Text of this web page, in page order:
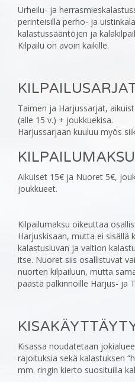
‎Urheilu- ja
perinteisillä perho- ja
kalastussääntöjen ja
Kilpailu on avoin kaikille.
‎Taimen ja Harjussarjat,
(alle 15 v.) + joukkuekisa.
Harjussarjaan kuuluu myös
‎Aikuiset 15€ ja Nuoret 5€,
joukkueet.
Kilpailumaksu oikeuttaa
Harjuskisaan, mutta ei sisällä
‎kalastusluvan ja valtion
itse. Nuoret siis osallistuvat
nuorten kilpailuun, mutta
päästä palkinnoille Harjus- ja
‎Kisassa noudatetaan
rajoituksia sekä kalastuksen
mm. ringin kierto suosituilla